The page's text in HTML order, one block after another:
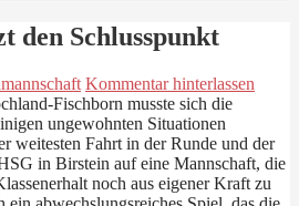
den Schlusspunkt
Kommentar hinterlassen
Fischborn musste sich die
ungewohnten Situationen
weitesten Fahrt in der Runde und der
in Birstein auf eine Mannschaft, die
noch aus eigener Kraft zu